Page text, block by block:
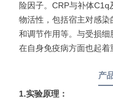
险因子。CRP与补体
物活性，包括宿主对感
和调节作用等。与受损
在自身免疫病方面也起着
产
1.实验原理：